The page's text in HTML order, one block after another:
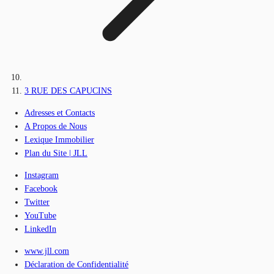
3 RUE DES CAPUCINS
Adresses et Contacts
A Propos de Nous
Lexique Immobilier
Plan du Site | JLL
Instagram
Facebook
Twitter
YouTube
LinkedIn
www.jll.com
Déclaration de Confidentialité